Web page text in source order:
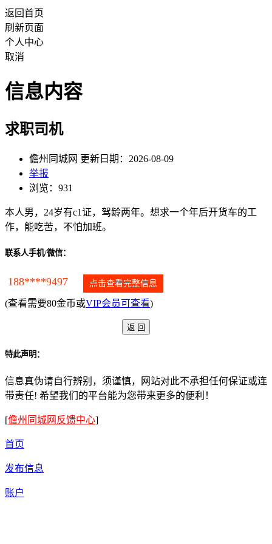
返回首页
刷新页面
个人中心
取消
信息内容
求职司机
儋州同城网 更新日期：2026-08-09
举报
浏览：931
本人男，24岁有c1证，驾龄两年。想求一个年后开货车的工
作，能吃苦，不怕加班。
联系人手机/微信：
188****9497 点击查看完整信息
(查看需要80金币或VIP会员可查看)
特此声明：
信息真伪请自行辨别，须谨慎，网站对此不承担任何保证或连
带责任! 希望我们的平台能为您带来更多的便利！
[儋州同城网反馈中心]
首页
发布信息
账户